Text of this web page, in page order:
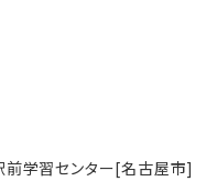
前学習センター[名古屋市]